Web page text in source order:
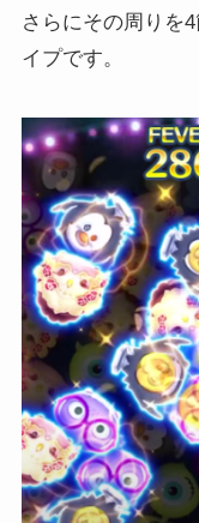
さらにその周りを
イプです。